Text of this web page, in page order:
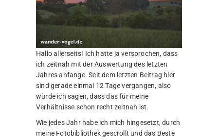
Hallo allerseits! Ich hatte ja versprochen, dass
ich zeitnah mit der Auswertung des letzten
Jahres anfange. Seit dem letzten Beitrag hier
sind gerade einmal 12 Tage vergangen, also
würde ich sagen, dass das für meine
Verhältnisse schon recht zeitnah ist.
Wie jedes Jahr habe ich mich hingesetzt, durch
meine Fotobibliothek gescrollt und das Beste